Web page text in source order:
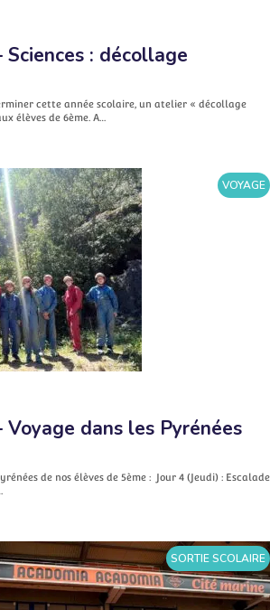
Sciences : décollage
cette année scolaire, un atelier « décollage
élèves de 6ème. A…
VOYAGE
Voyage dans les Pyrénées
de nos élèves de 5ème : Jour 4 (Jeudi) : Escalade
SORTIE SCOLAIRE